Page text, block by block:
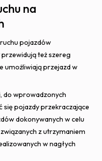
na
pojazdów
też szereg
umożliwiają przejazd w
do wprowadzonych
pojazdy przekraczające
dokonywanych w celu
z utrzymaniem
w nagłych